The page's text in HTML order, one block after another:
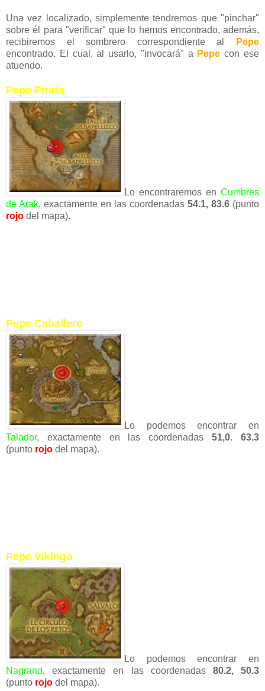
Una vez localizado, simplemente tendremos que "pinchar"
sobre él para "verificar" que lo hemos encontrado, además,
recibiremos el sombrero correspondiente al
Pepe
encontrado. El cual, al usarlo, "invocará" a Pepe con ese
atuendo.
Pepe Pirata
Lo encontraremos en Cumbres
de Arak, exactamente en las coordenadas 54.1, 83.6 (punto
rojo del mapa).
Pepe Caballero
Lo podemos encontrar en
Talador, exactamente en las coordenadas51,0. 63.3
(punto rojo del mapa).
Pepe Vikingo
Lo podemos encontrar en
Nagrand, exactamente en las coordenadas 80.2, 50.3
(punto rojo del mapa).